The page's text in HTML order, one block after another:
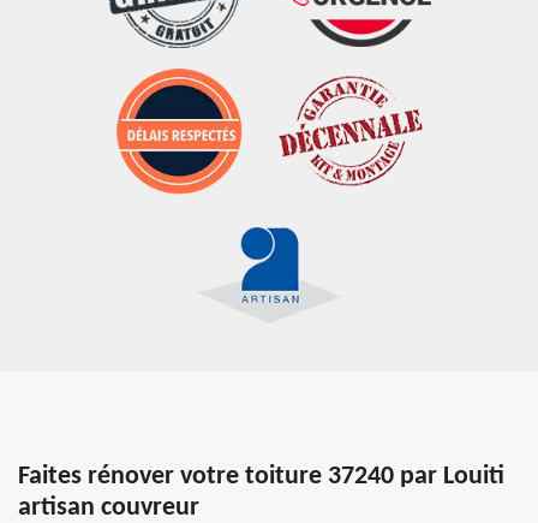
Faites rénover votre toiture 37240 par Louiti
artisan couvreur